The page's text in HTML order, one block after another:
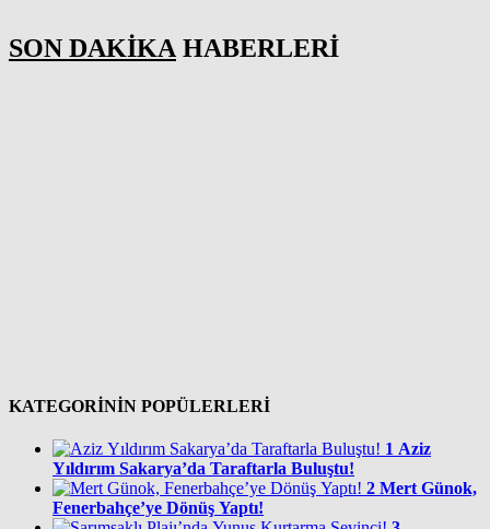
SON DAKİKA HABERLERİ
KATEGORİNİN POPÜLERLERİ
1 Aziz
Yıldırım Sakarya’da Taraftarla Buluştu!
2 Mert Günok,
Fenerbahçe’ye Dönüş Yaptı!